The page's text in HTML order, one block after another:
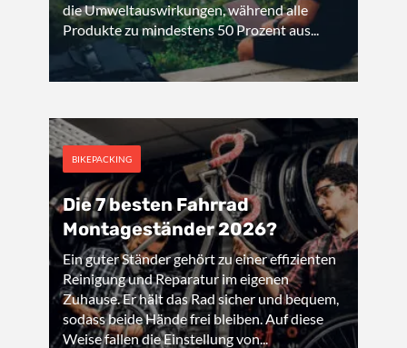
die Umweltauswirkungen, während alle
Produkte zu mindestens 50 Prozent aus...
BIKEPACKING
Die 7 besten Fahrrad
Montageständer 2026?
Ein guter Ständer gehört zu einer effizienten
Reinigung und Reparatur im eigenen
Zuhause. Er hält das Rad sicher und bequem,
sodass beide Hände frei bleiben. Auf diese
Weise fallen die Einstellung von...